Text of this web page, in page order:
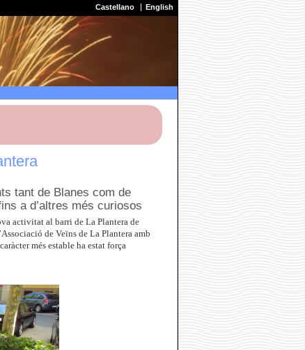
Castellano English
tant de Blanes com de
a d’altres més curiosos
activitat al barri de La Plantera de
de Veïns de La Plantera amb
més estable ha estat força